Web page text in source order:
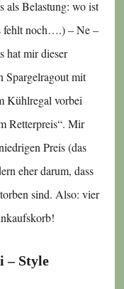
als Belastung: wo ist
fehlt noch….) – Ne –
hat mir dieser
Spargelragout mit
Kühlregal vorbei
Retterpreis“. Mir
Preis (das
eher darum, dass
sind. Also: vier
– Style